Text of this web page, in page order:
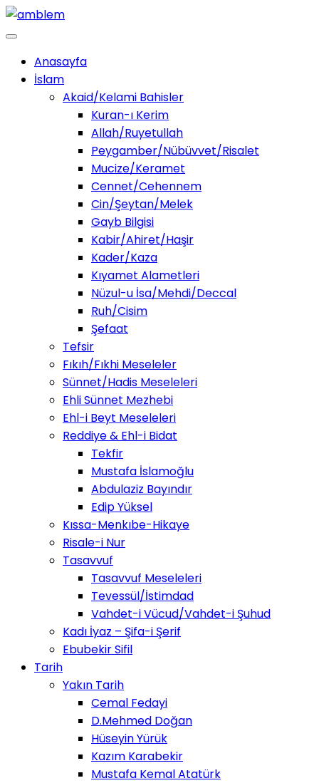
Anasayfa
İslam
Akaid/Kelami Bahisler
Kuran-ı Kerim
Allah/Ruyetullah
Peygamber/Nübüvvet/Risalet
Mucize/Keramet
Cennet/Cehennem
Cin/Şeytan/Melek
Gayb Bilgisi
Kabir/Ahiret/Haşir
Kader/Kaza
Kıyamet Alametleri
Nüzul-u İsa/Mehdi/Deccal
Ruh/Cisim
Şefaat
Tefsir
Fıkıh/Fıkhi Meseleler
Sünnet/Hadis Meseleleri
Ehli Sünnet Mezhebi
Ehl-i Beyt Meseleleri
Reddiye & Ehl-i Bidat
Tekfir
Mustafa İslamoğlu
Abdulaziz Bayındır
Edip Yüksel
Kıssa-Menkıbe-Hikaye
Risale-i Nur
Tasavvuf
Tasavvuf Meseleleri
Tevessül/İstimdad
Vahdet-i Vücud/Vahdet-i Şuhud
Kadı İyaz – Şifa-i Şerif
Ebubekir Sifil
Tarih
Yakın Tarih
Cemal Fedayi
D.Mehmed Doğan
Hüseyin Yürük
Kazım Karabekir
Mustafa Kemal Atatürk